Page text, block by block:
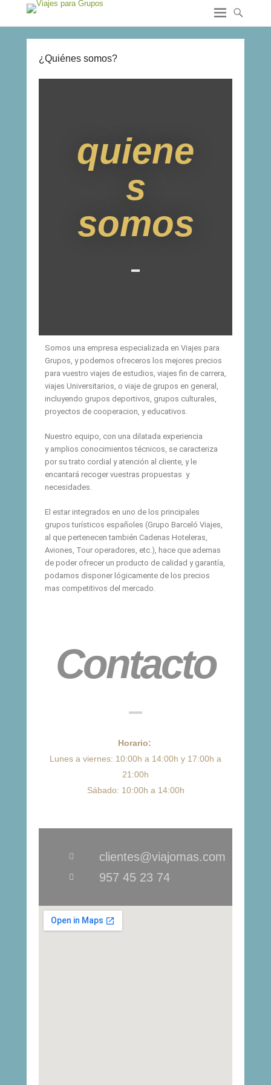
¿Quiénes somos?
quiene
s
somos
Somos una empresa especializada en Viajes para
Grupos, y podemos ofreceros los mejores precios
para vuestro viajes de estudios, viajes fin de carrera,
viajes Universitarios, o viaje de grupos en general,
incluyendo grupos deportivos, grupos culturales,
proyectos de cooperacion, y educativos.
Nuestro equipo, con una dilatada experiencia
y amplios conocimientos técnicos, se caracteriza
por su trato cordial y atención al cliente, y le
encantará recoger vuestras propuestas y
necesidades.
El estar integrados en uno de los principales
grupos turísticos españoles (Grupo Barceló Viajes,
al que pertenecen también Cadenas Hoteleras,
Aviones, Tour operadores, etc.), hace que ademas
de poder ofrecer un producto de calidad y garantía,
podamos disponer lógicamente de los precios
mas competitivos del mercado.
Contacto
Horario:
Lunes a viernes: 10:00h a 14:00h y 17:00h a
21:00h
Sábado: 10:00h a 14:00h
clientes@viajomas.com
957 45 23 74